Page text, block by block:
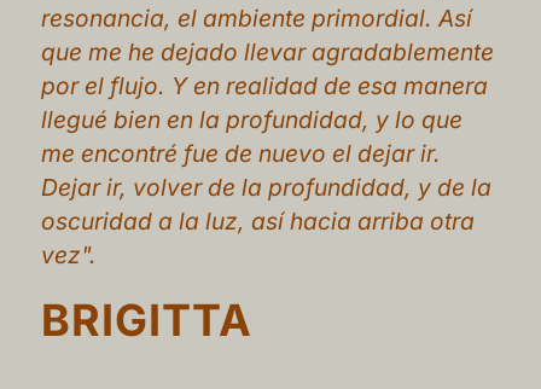
resonancia, el ambiente primordial. Así
que me he dejado llevar agradablemente
por el flujo. Y en realidad de esa manera
llegué bien en la profundidad, y lo que
me encontré fue de nuevo el dejar ir.
Dejar ir, volver de la profundidad, y de la
oscuridad a la luz, así hacia arriba otra
vez".
BRIGITTA